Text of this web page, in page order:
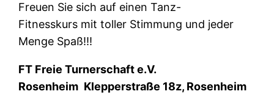
Freuen Sie sich auf einen Tanz-
Fitnesskurs mit toller Stimmung und jeder
Menge Spaß!!!
FT Freie Turnerschaft e.V.
Rosenheim Klepperstraße 18z, Rosenheim